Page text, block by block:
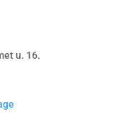
u. 16.